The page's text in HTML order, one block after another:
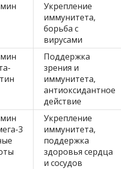
Укрепление
иммунитета,
борьба с
вирусами
Поддержка
зрения и
иммунитета,
антиоксидантное
действие
3
Укрепление
иммунитета,
поддержка
здоровья сердца
и сосудов